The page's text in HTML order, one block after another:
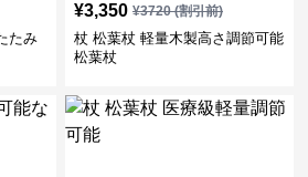
たみ
¥3,350 ¥3720(割引前)
杖 松葉杖 軽量木製高さ調節可能
松葉杖